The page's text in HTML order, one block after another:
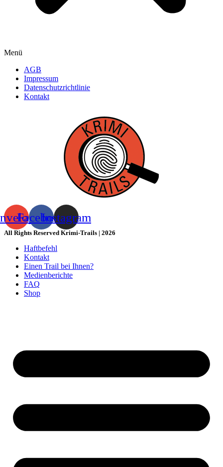
Menü
AGB
Impressum
Datenschutzrichtlinie
Kontakt
FacebookInstagram
All Rights Reserved Krimi-Trails | 2026
Haftbefehl
Kontakt
Einen Trail bei Ihnen?
Medienberichte
FAQ
Shop